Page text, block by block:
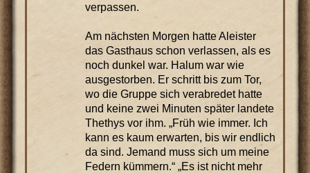
verpassen.
Am nächsten Morgen hatte Aleister
das Gasthaus schon verlassen, als es
noch dunkel war. Halum war wie
ausgestorben. Er schritt bis zum Tor,
wo die Gruppe sich verabredet hatte
und keine zwei Minuten später landete
Thethys vor ihm. „Früh wie immer. Ich
kann es kaum erwarten, bis wir endlich
da sind. Jemand muss sich um meine
Federn kümmern.“ „Es ist nicht mehr